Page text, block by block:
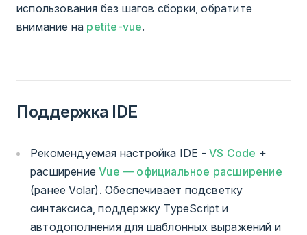
использования без шагов сборки, обратите
внимание на petite-vue.
Поддержка IDE
Рекомендуемая настройка IDE - VS Code +
расширениеVue — официальное расширение
(ранее Volar). Обеспечивает подсветку
синтаксиса, поддержку TypeScript и
автодополнения для шаблонных выражений и